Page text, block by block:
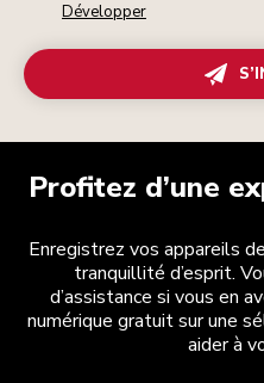
Développer
Profitez d’une
Enregistrez vos appareils
tranquillité d’esprit.
d’assistance si vous en
numérique gratuit sur une
aider à